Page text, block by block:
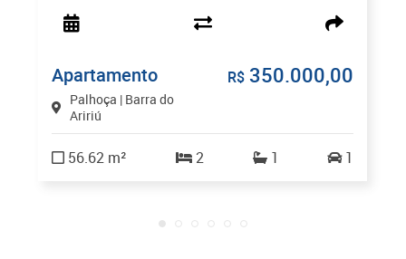
Apartamento
Palhoça | Barra do
Aririú
R$ 350.000,00
56.62 m² 2 1 1